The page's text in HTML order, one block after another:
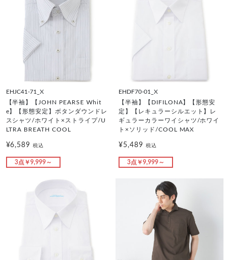
EHJC41-71_X
【半袖】【JOHN PEARSE Whit
e】【形態安定】ボタンダウンドレ
スシャツ/ホワイト×ストライプ/U
LTRA BREATH COOL
¥6,589税込
3点￥9,999～
EHDF70-01_X
【半袖】【DIFILONA】【形態安
定】【レキュラーシルエット】レ
ギュラーカラーワイシャツ/ホワイ
ト×ソリッド/COOL MAX
¥5,489 税込
3点￥9,999～